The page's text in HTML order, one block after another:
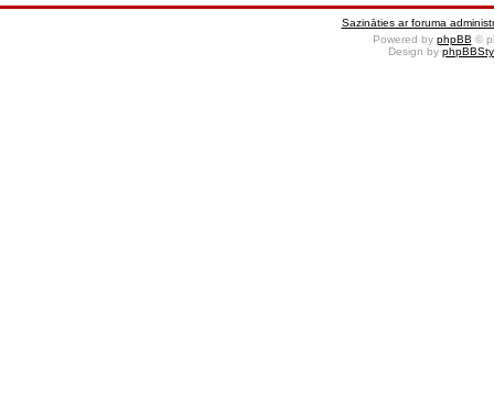
Sazināties ar foruma
Powered by phpBB ©
Design by